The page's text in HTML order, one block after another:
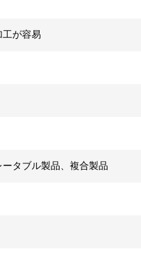
が容易
タブル製品、複合製品